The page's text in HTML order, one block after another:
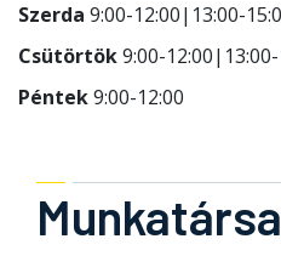
Szerda 9:00-12:00|13:00-
Csütörtök9:00-
Péntek9:00-12:00